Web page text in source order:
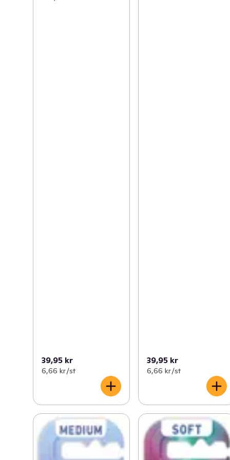
39,95 kr
6,66 kr /st
39,95 kr
6,66 kr /st